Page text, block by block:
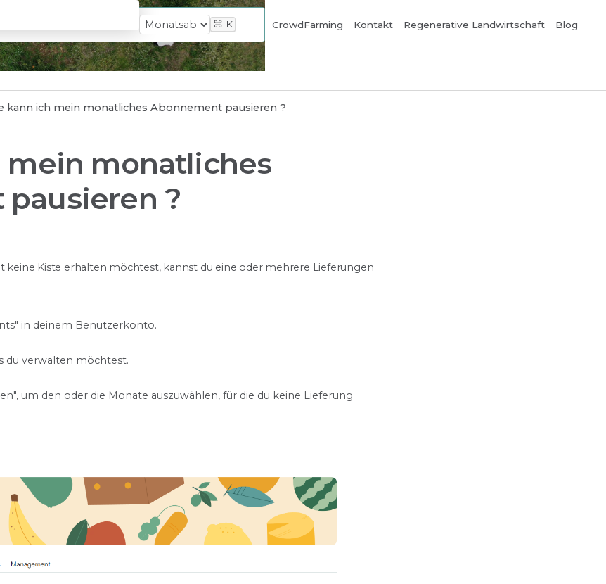
⌘ K CrowdFarming Kontakt Regenerative Landwirtschaft Blog
kann ich mein monatliches Abonnement pausieren ?
mein monatliches
?
Kiste erhalten möchtest, kannst du eine oder mehrere Lieferungen
in deinem Benutzerkonto.
du verwalten möchtest.
um den oder die Monate auszuwählen, für die du keine Lieferung